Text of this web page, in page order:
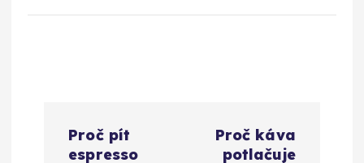
Proč pít
espresso
Proč káva
potlačuje